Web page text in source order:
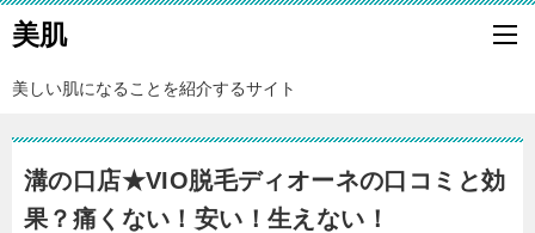
美肌
美しい肌になることを紹介するサイト
溝の口店★VIO脱毛ディオーネの口コミと効
果？痛くない！安い！生えない！